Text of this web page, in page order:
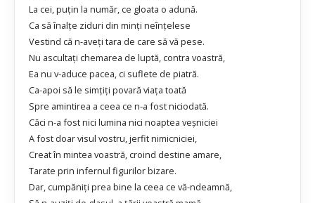
La cei, puţin la număr, ce gloata o adună.
Ca să înalţe ziduri din minţi neînţelese
Vestind că n-aveţi tara de care să vă pese.
Nu ascultaţi chemarea de luptă, contra voastră,
Ea nu v-aduce pacea, ci suflete de piatră.
Ca-apoi să le simţiţi povară viaţa toată
Spre amintirea a ceea ce n-a fost niciodată.
Căci n-a fost nici lumina nici noaptea veşniciei
A fost doar visul vostru, jerfit nimicniciei,
Creat în mintea voastră, croind destine amare,
Tarate prin infernul figurilor bizare.
Dar, cumpăniţi prea bine la ceea ce vă-ndeamnă,